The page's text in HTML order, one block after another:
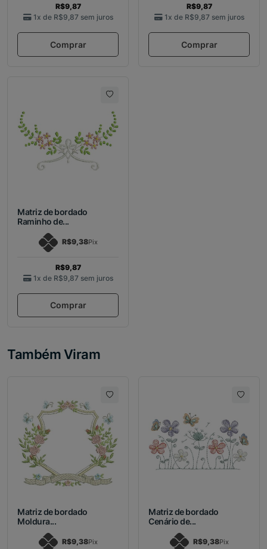
R$9,87
1x de R$9,87 sem juros
Comprar
R$9,87
1x de R$9,87 sem juros
Comprar
Matriz de bordado
Raminho de...
R$9,38Pix
R$9,87
1x de R$9,87 sem juros
Comprar
Também Viram
Matriz de bordado
Moldura...
R$9,38Pix
Matriz de bordado
Cenário de...
R$9,38Pix